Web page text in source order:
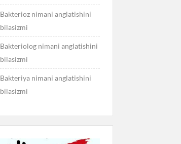
Bakterioz nimani anglatishini
bilasizmi
Bakteriolog nimani anglatishini
bilasizmi
Bakteriya nimani anglatishini
bilasizmi